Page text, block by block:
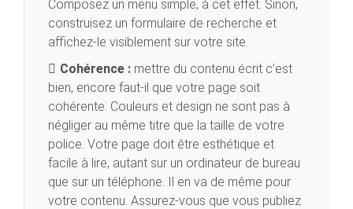
Composez un menu simple, à cet effet. Sinon,
construisez un formulaire de recherche et
affichez-le visiblement sur votre site.
Cohérence : mettre du contenu écrit c’est
bien, encore faut-il que votre page soit
cohérente. Couleurs et design ne sont pas à
négliger au même titre que la taille de votre
police. Votre page doit être esthétique et
facile à lire, autant sur un ordinateur de bureau
que sur un téléphone. Il en va de même pour
votre contenu. Assurez-vous que vous publiez